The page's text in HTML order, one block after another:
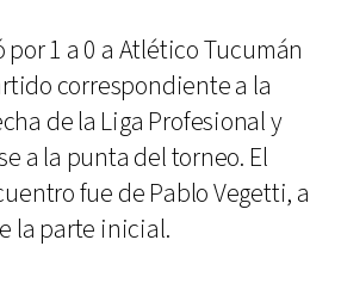
1 a 0 a Atlético Tucumán
correspondiente a la
de la Liga Profesional y
a la punta del torneo. El
fue de Pablo Vegetti, a
la parte inicial.